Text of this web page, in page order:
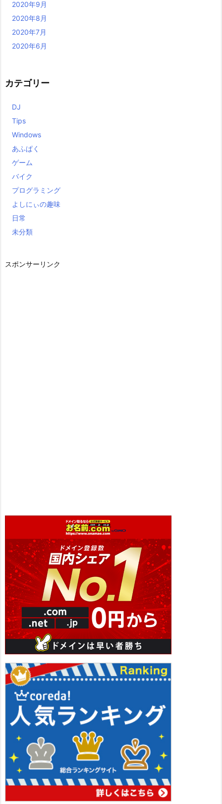
2020年9月
2020年8月
2020年7月
2020年6月
カテゴリー
DJ
Tips
Windows
あふぱく
ゲーム
バイク
プログラミング
よしにぃの趣味
日常
未分類
スポンサーリンク